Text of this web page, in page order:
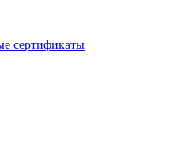
сертификаты